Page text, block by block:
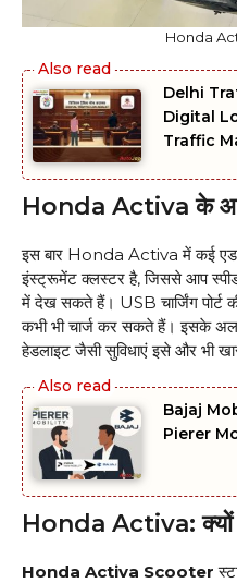
Honda
Delhi
Digital
Traffic
Honda Activa के
इस बार Honda Activa में कई
इंस्ट्रूमेंट क्लस्टर है, जिससे आप
में देख सकते हैं। USB चार्जिंग पोर्ट
कभी भी चार्ज कर सकते हैं। इसके
हेडलाइट जैसी सुविधाएं इसे और भी
Bajaj
Pierer
Honda Activa: क्यों
Honda Activa Scooter